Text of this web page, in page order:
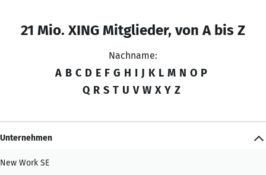
21 Mio. XING Mitglieder, von A bis Z
Nachname:
A B C D E F G H I J K L M N O P
Q R S T U V W X Y Z
Unternehmen
New Work SE